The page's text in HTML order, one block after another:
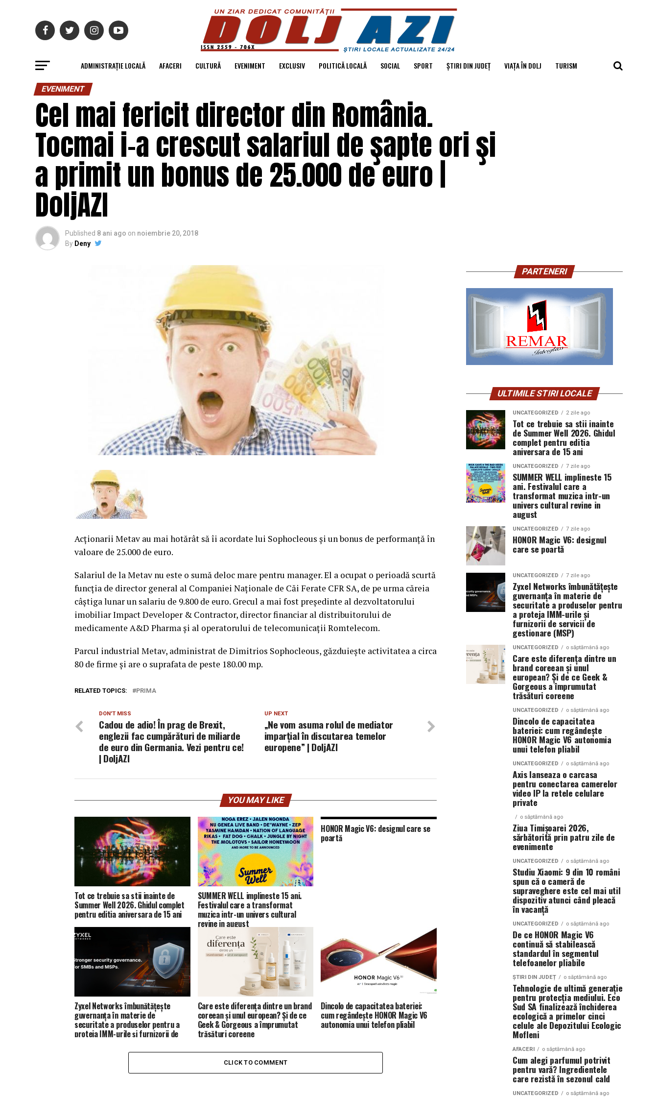
ADMINISTRAȚIE LOCALĂ AFACERI CULTURĂ EVENIMENT EXCLUSIV POLITICĂ LOCALĂ SOCIAL SPORT ȘTIRI DIN JUDEȚ VIAȚA ÎN DOLJ TURISM
EVENIMENT
Cel mai fericit director din România.
Tocmai i-a crescut salariul de şapte ori şi
a primit un bonus de 25.000 de euro |
DoljAZI
Published 8 ani ago on noiembrie 20, 2018
By Deny
Acţionarii Metav au mai hotărât să îi acordate lui Sophocleous şi un bonus de performanţă în
valoare de 25.000 de euro.
Salariul de la Metav nu este o sumă deloc mare pentru manager. El a ocupat o perioadă scurtă
funcţia de director general al Companiei Naţionale de Căi Ferate CFR SA, de pe urma căreia
câştiga lunar un salariu de 9.800 de euro. Grecul a mai fost preşedinte al dezvoltatorului
imobiliar Impact Developer & Contractor, director financiar al distribuitorului de
medicamente A&D Pharma şi al operatorului de telecomunicaţii Romtelecom.
Parcul industrial Metav, administrat de Dimitrios Sophocleous, găzduieşte activitatea a circa
80 de firme şi are o suprafata de peste 180.00 mp.
RELATED TOPICS: PRIMA
UP NEXT
„Ne vom asuma rolul de mediator
imparțial în discutarea temelor
europene” | DoljAZI
DON'T MISS
Cadou de adio! În prag de Brexit,
englezii fac cumpărături de miliarde
de euro din Germania. Vezi pentru ce!
| DoljAZI
YOU MAY LIKE
Tot ce trebuie sa stii inainte de
Summer Well 2026. Ghidul complet
pentru editia aniversara de 15 ani
SUMMER WELL implineste 15 ani.
Festivalul care a transformat
muzica intr-un univers cultural
revine in august
HONOR Magic V6: designul care se
poartă
Zyxel Networks îmbunătățește
guvernanța în materie de
securitate a produselor pentru a
proteja IMM-urile și furnizorii de
Care este diferența dintre un brand
coreean și unul european? Și de ce
Geek & Gorgeous a împrumutat
trăsături coreene
Dincolo de capacitatea bateriei:
cum regândește HONOR Magic V6
autonomia unui telefon pliabil
CLICK TO COMMENT
PARTENERI
ULTIMILE STIRI LOCALE
UNCATEGORIZED 2 zile ago
Tot ce trebuie sa stii inainte
de Summer Well 2026. Ghidul
complet pentru editia
aniversara de 15 ani
UNCATEGORIZED 7 zile ago
SUMMER WELL implineste 15
ani. Festivalul care a
transformat muzica intr-un
univers cultural revine in
august
UNCATEGORIZED 7 zile ago
HONOR Magic V6: designul
care se poartă
UNCATEGORIZED 7 zile ago
Zyxel Networks îmbunătățește
guvernanța în materie de
securitate a produselor pentru
a proteja IMM-urile și
furnizorii de servicii de
gestionare (MSP)
UNCATEGORIZED o săptămână ago
Care este diferența dintre un
brand coreean și unul
european? Și de ce Geek &
Gorgeous a împrumutat
trăsături coreene
UNCATEGORIZED o săptămână ago
Dincolo de capacitatea
bateriei: cum regândește
HONOR Magic V6 autonomia
unui telefon pliabil
UNCATEGORIZED o săptămână ago
Axis lanseaza o carcasa
pentru conectarea camerelor
video IP la retele celulare
private
o săptămână ago
Ziua Timișoarei 2026,
sărbătorită prin patru zile de
evenimente
UNCATEGORIZED o săptămână ago
Studiu Xiaomi: 9 din 10 români
spun că o cameră de
supraveghere este cel mai util
dispozitiv atunci când pleacă
în vacanță
UNCATEGORIZED o săptămână ago
De ce HONOR Magic V6
continuă să stabilească
standardul în segmentul
telefoanelor pliabile
ȘTIRI DIN JUDEȚ o săptămână ago
Tehnologie de ultimă generație
pentru protecția mediului. Eco
Sud SA finalizează închiderea
ecologică a primelor cinci
celule ale Depozitului Ecologic
Mofleni
AFACERI o săptămână ago
Cum alegi parfumul potrivit
pentru vară? Ingredientele
care rezistă în sezonul cald
UNCATEGORIZED o săptămână ago